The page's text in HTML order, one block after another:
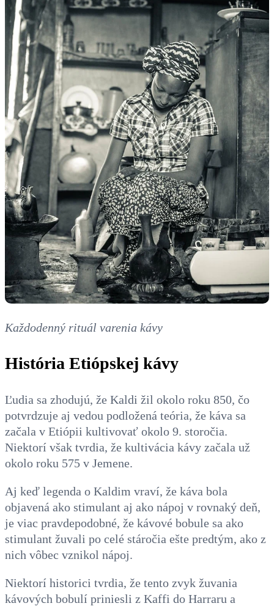
Každodenný rituál varenia kávy
História Etiópskej kávy
Ľudia sa zhodujú, že Kaldi žil okolo roku 850, čo
potvrdzuje aj vedou podložená teória, že káva sa
začala v Etiópii kultivovať okolo 9. storočia.
Niektorí však tvrdia, že kultivácia kávy začala už
okolo roku 575 v Jemene.
Aj keď legenda o Kaldim vraví, že káva bola
objavená ako stimulant aj ako nápoj v rovnaký deň,
je viac pravdepodobné, že kávové bobule sa ako
stimulant žuvali po celé stáročia ešte predtým, ako z
nich vôbec vznikol nápoj.
Niektorí historici tvrdia, že tento zvyk žuvania
kávových bobulí priniesli z Kaffi do Harraru a